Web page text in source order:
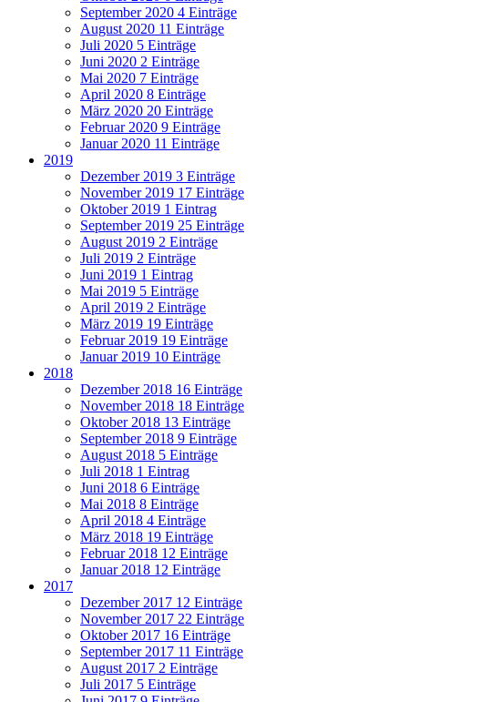
September 2020 4 Einträge
August 2020 11 Einträge
Juli 2020 5 Einträge
Juni 2020 2 Einträge
Mai 2020 7 Einträge
April 2020 8 Einträge
März 2020 20 Einträge
Februar 2020 9 Einträge
Januar 2020 11 Einträge
2019
Dezember 2019 3 Einträge
November 2019 17 Einträge
Oktober 2019 1 Eintrag
September 2019 25 Einträge
August 2019 2 Einträge
Juli 2019 2 Einträge
Juni 2019 1 Eintrag
Mai 2019 5 Einträge
April 2019 2 Einträge
März 2019 19 Einträge
Februar 2019 19 Einträge
Januar 2019 10 Einträge
2018
Dezember 2018 16 Einträge
November 2018 18 Einträge
Oktober 2018 13 Einträge
September 2018 9 Einträge
August 2018 5 Einträge
Juli 2018 1 Eintrag
Juni 2018 6 Einträge
Mai 2018 8 Einträge
April 2018 4 Einträge
März 2018 19 Einträge
Februar 2018 12 Einträge
Januar 2018 12 Einträge
2017
Dezember 2017 12 Einträge
November 2017 22 Einträge
Oktober 2017 16 Einträge
September 2017 11 Einträge
August 2017 2 Einträge
Juli 2017 5 Einträge